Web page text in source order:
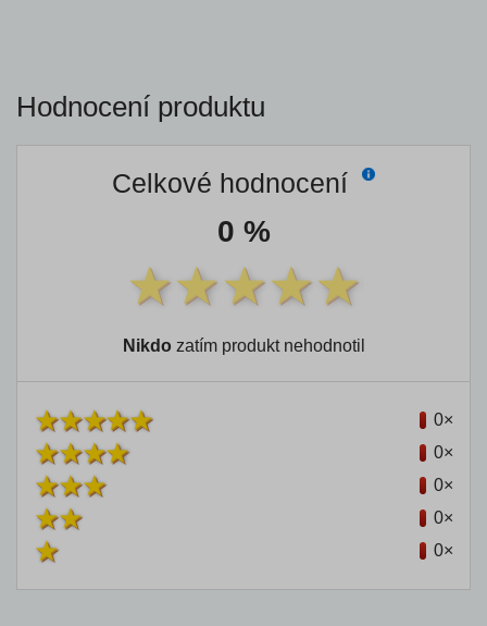
Hodnocení produktu
Celkové hodnocení
0 %
Nikdo zatím produkt nehodnotil
0×
0×
0×
0×
0×